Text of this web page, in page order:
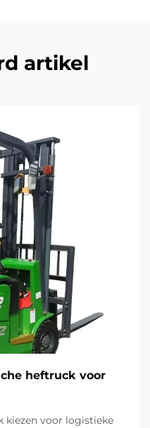
artikel
heftruck voor
kiezen voor logistieke